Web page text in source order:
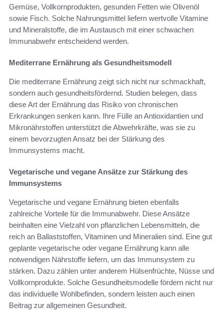
Gemüse, Vollkornprodukten, gesunden Fetten wie Olivenöl
sowie Fisch. Solche Nahrungsmittel liefern wertvolle Vitamine
und Mineralstoffe, die im Austausch mit einer schwachen
Immunabwehr entscheidend werden.
Mediterrane Ernährung als Gesundheitsmodell
Die mediterrane Ernährung zeigt sich nicht nur schmackhaft,
sondern auch gesundheitsfördernd. Studien belegen, dass
diese Art der Ernährung das Risiko von chronischen
Erkrankungen senken kann. Ihre Fülle an Antioxidantien und
Mikronährstoffen unterstützt die Abwehrkräfte, was sie zu
einem bevorzugten Ansatz bei der Stärkung des
Immunsystems macht.
Vegetarische und vegane Ansätze zur Stärkung des
Immunsystems
Vegetarische und vegane Ernährung bieten ebenfalls
zahlreiche Vorteile für die Immunabwehr. Diese Ansätze
beinhalten eine Vielzahl von pflanzlichen Lebensmitteln, die
reich an Ballaststoffen, Vitaminen und Mineralien sind. Eine gut
geplante vegetarische oder vegane Ernährung kann alle
notwendigen Nährstoffe liefern, um das Immunsystem zu
stärken. Dazu zählen unter anderem Hülsenfrüchte, Nüsse und
Vollkornprodukte. Solche Gesundheitsmodelle fördern nicht nur
das individuelle Wohlbefinden, sondern leisten auch einen
Beitrag zur allgemeinen Gesundheit.